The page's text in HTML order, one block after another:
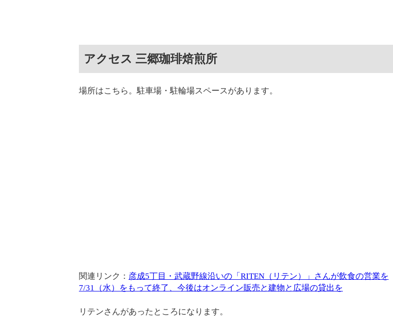
アクセス 三郷珈琲焙煎所
場所はこちら。駐車場・駐輪場スペースがあります。
関連リンク： 彦成5丁目・武蔵野線沿いの「RITEN（リテン）」さんが飲食の営業を
7/31（水）をもって終了、今後はオンライン販売と建物と広場の貸出を
リテンさんがあったところになります。